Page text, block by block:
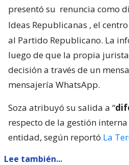
presentó su renuncia como
Ideas Republicanas , el
al Partido Republicano. La
luego de que la propia
decisión a través de un
mensajería WhatsApp.
Soza atribuyó su salida a “
respecto de la gestión
entidad, según reportó La
Lee también...